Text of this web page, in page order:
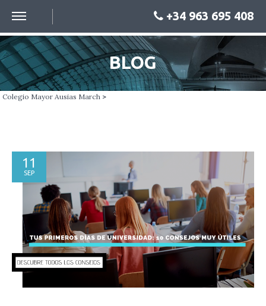
+34 963 695 408
BLOG
Colegio Mayor Ausias March >
11
SEP